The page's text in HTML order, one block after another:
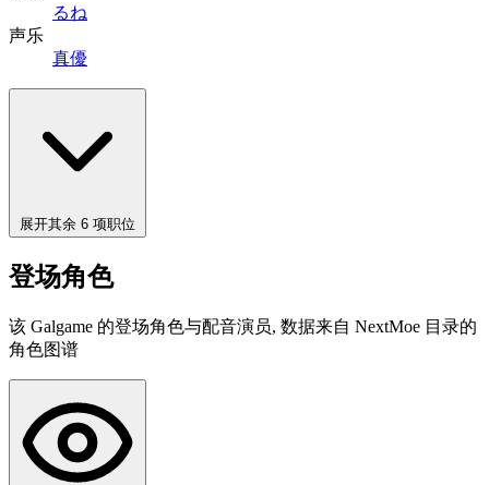
るね
声乐
真優
展开其余 6 项职位
登场角色
该 Galgame 的登场角色与配音演员, 数据来自 NextMoe 目录的
角色图谱